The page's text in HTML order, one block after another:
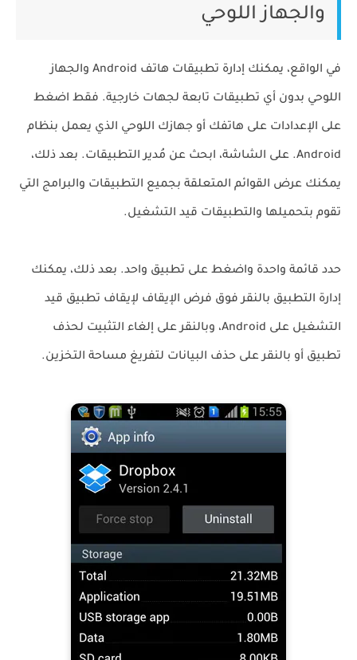
والجهاز اللوحي
في الواقع، يمكنك إدارة تطبيقات هاتف Android والجهاز
اللوحي بدون أي تطبيقات تابعة لجهات خارجية. فقط اضغط
على الإعدادات على هاتفك أو جهازك اللوحي الذي يعمل بنظام
Android. على الشاشة، ابحث عن مُدير التطبيقات. بعد ذلك،
يمكنك عرض القوائم المتعلقة بجميع التطبيقات والبرامج التي
تقوم بتحميلها والتطبيقات قيد التشغيل.
حدد قائمة واحدة واضغط على تطبيق واحد. بعد ذلك، يمكنك
إدارة التطبيق بالنقر فوق فرض الإيقاف لإيقاف تطبيق قيد
التشغيل على Android، وبالنقر على إلغاء التثبيت لحذف
تطبيق أو بالنقر على حذف البيانات لتفريغ مساحة التخزين.